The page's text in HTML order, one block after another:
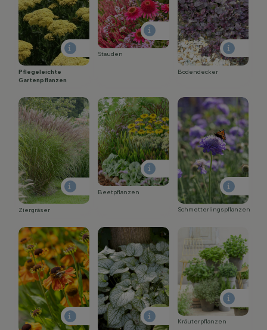
Pflegeleichte
Gartenpflanzen
Stauden
Bodendecker
Ziergräser
Beetpflanzen
Schmetterlingspflanzen
Kräuterpflanzen